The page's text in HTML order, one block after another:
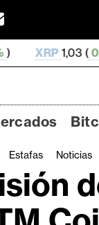
( 0,46%)
Estafas Noticias